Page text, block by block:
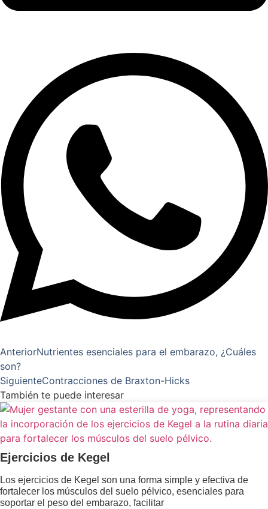
AnteriorNutrientes esenciales para el embarazo, ¿Cuáles
son?
SiguienteContracciones de Braxton-Hicks
También te puede interesar
Ejercicios de Kegel
Los ejercicios de Kegel son una forma simple y efectiva de
fortalecer los músculos del suelo pélvico, esenciales para
soportar el peso del embarazo, facilitar